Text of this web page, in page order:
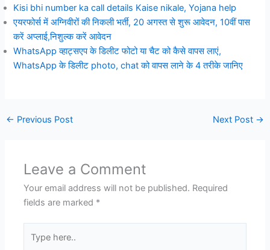
Kisi bhi number ka call details Kaise nikale, Yojana help
एयरफोर्स में अग्निवीरों की निकली भर्ती, 20 अगस्त से शुरू आवेदन, 10वीं पास
करें अप्लाई,निशुल्क करें आवेदन
WhatsApp व्हाट्सएप के डिलीट फोटो या चैट को कैसे वापस लाएं,
WhatsApp के डिलीट photo, chat को वापस लाने के 4 तरीके जानिए
← Previous Post Next Post →
Leave a Comment
Your email address will not be published. Required
fields are marked *
here..